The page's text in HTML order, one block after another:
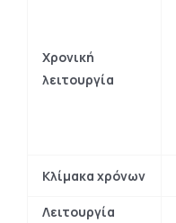
Χρονική
λειτουργία
Κλίμακα χρόνων
Λειτουργία